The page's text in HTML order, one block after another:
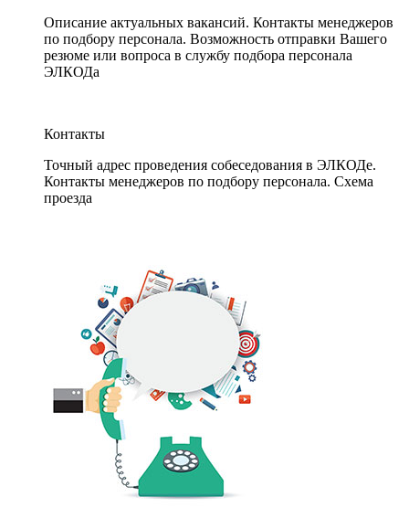
Описание актуальных вакансий. Контакты менеджеров
по подбору персонала. Возможность отправки Вашего
резюме или вопроса в службу подбора персонала
ЭЛКОДа
Контакты
Точный адрес проведения собеседования в ЭЛКОДе.
Контакты менеджеров по подбору персонала. Схема
проезда